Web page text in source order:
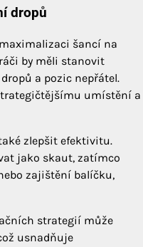
dropů
šancí na
by měli stanovit
a pozic nepřátel.
umístění a
zlepšit efektivitu.
jako skaut, zatímco
zajištění balíčku,
strategií může
usnadňuje